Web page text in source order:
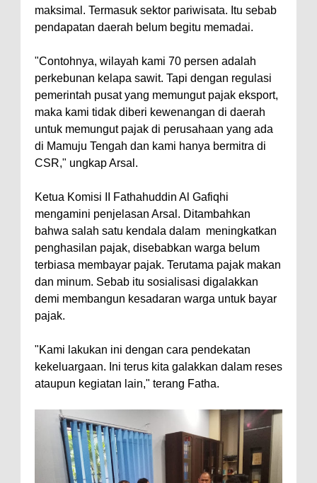
maksimal. Termasuk sektor pariwisata. Itu sebab
pendapatan daerah belum begitu memadai.
"Contohnya, wilayah kami 70 persen adalah
perkebunan kelapa sawit. Tapi dengan regulasi
pemerintah pusat yang memungut pajak eksport,
maka kami tidak diberi kewenangan di daerah
untuk memungut pajak di perusahaan yang ada
di Mamuju Tengah dan kami hanya bermitra di
CSR," ungkap Arsal.
Ketua Komisi II Fathahuddin Al Gafiqhi
mengamini penjelasan Arsal. Ditambahkan
bahwa salah satu kendala dalam meningkatkan
penghasilan pajak, disebabkan warga belum
terbiasa membayar pajak. Terutama pajak makan
dan minum. Sebab itu sosialisasi digalakkan
demi membangun kesadaran warga untuk bayar
pajak.
"Kami lakukan ini dengan cara pendekatan
kekeluargaan. Ini terus kita galakkan dalam reses
ataupun kegiatan lain," terang Fatha.